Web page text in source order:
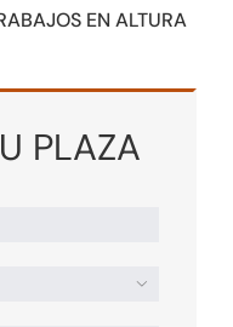
EN ALTURA
PLAZA
